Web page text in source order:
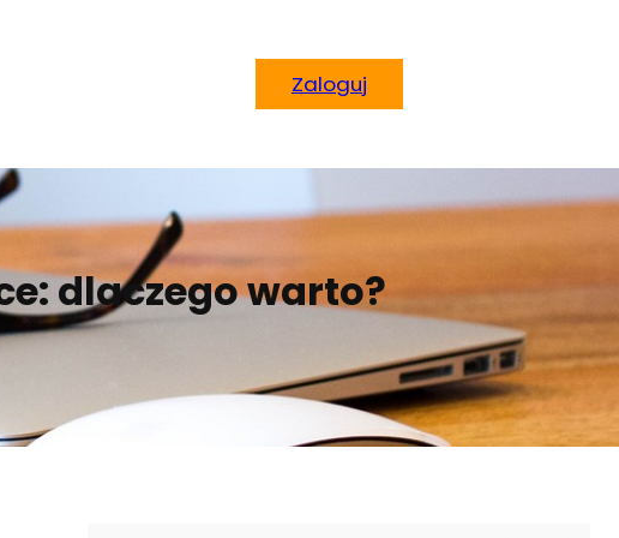
Zaloguj
dlaczego warto?